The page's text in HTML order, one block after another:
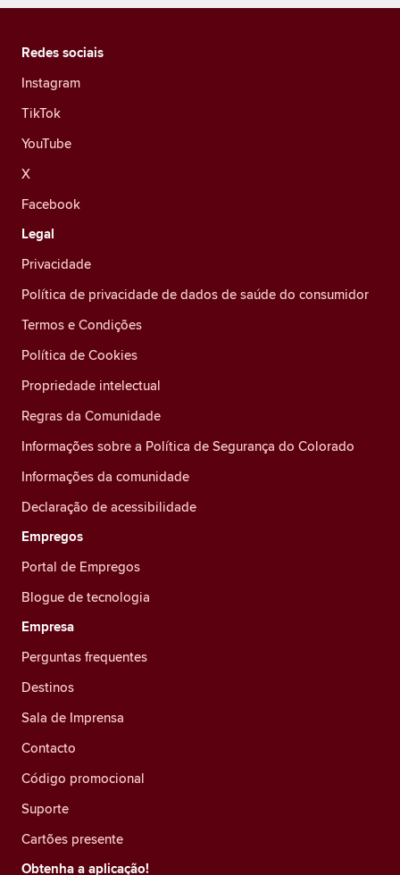
Redes sociais
Instagram
TikTok
YouTube
X
Facebook
Legal
Privacidade
Política de privacidade de dados de saúde do consumidor
Termos e Condições
Política de Cookies
Propriedade intelectual
Regras da Comunidade
Informações sobre a Política de Segurança do Colorado
Informações da comunidade
Declaração de acessibilidade
Empregos
Portal de Empregos
Blogue de tecnologia
Empresa
Perguntas frequentes
Destinos
Sala de Imprensa
Contacto
Código promocional
Suporte
Cartões presente
Obtenha a aplicação!